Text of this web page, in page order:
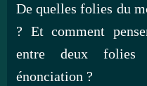
De quelles folies du
? Et comment
entre deux folies
énonciation ?